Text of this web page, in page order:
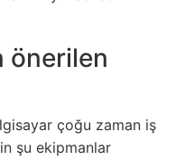
önerilen
çoğu zaman iş
şu ekipmanlar